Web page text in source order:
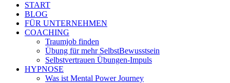
START
BLOG
FÜR UNTERNEHMEN
COACHING
Traumjob finden
Übung für mehr SelbstBewusstsein
Selbstvertrauen Übungen-Impuls
HYPNOSE
Was ist Mental Power Journey